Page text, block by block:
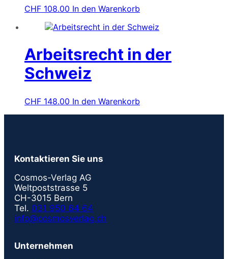
CHF 108.00 In den Warenkorb
Arbeitsrecht in der
Schweiz
CHF 148.00 In den Warenkorb
Kontaktieren Sie uns
Cosmos-Verlag AG
Weltpoststrasse 5
CH-3015 Bern
Tel. 031 950 64 64
info@cosmosverlag.ch
Unternehmen